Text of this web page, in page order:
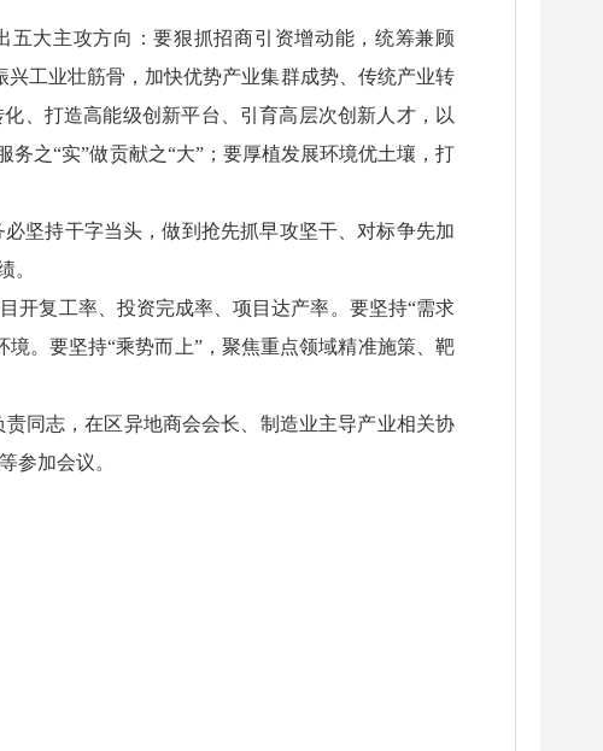
大主攻方向：要狠抓招商引资增动能，统筹兼顾
兴工业壮筋骨，加快优势产业集群成势、传统产业转
、打造高能级创新平台、引育高层次创新人才，以
之“实”做贡献之“大”；要厚植发展环境优土壤，打
坚持干字当头，做到抢先抓早攻坚干、对标争先加
。
开复工率、投资完成率、项目达产率。要坚持“需求
。要坚持“乘势而上”，聚焦重点领域精准施策、靶
同志，在区异地商会会长、制造业主导产业相关协
参加会议。